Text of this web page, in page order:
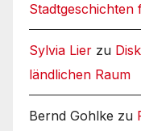
Sylvia Lier zu
ländlichen Raum
Bernd Gohlke zu